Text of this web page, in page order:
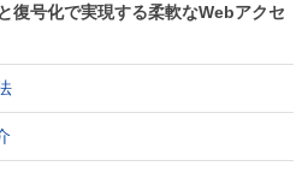
号化で実現する柔軟なWebアクセ